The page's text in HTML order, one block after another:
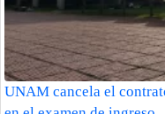
UNAM cancela el